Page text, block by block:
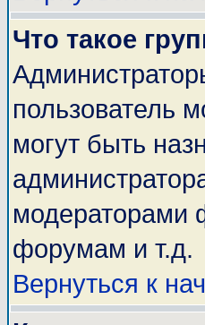
Что такое
пользователь
могут быть
модераторами
форумам и т.д.
Вернуться к